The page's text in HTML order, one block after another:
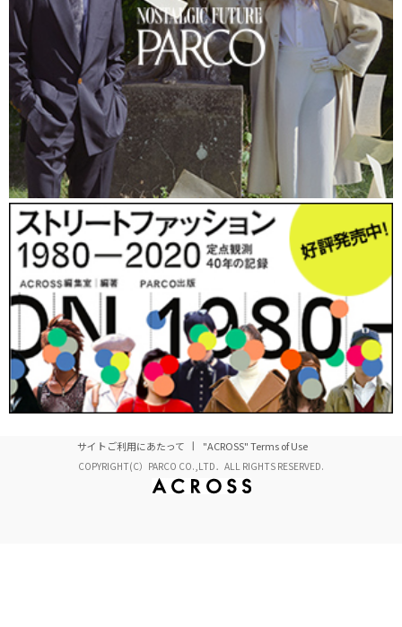
サイトご利用にあたって "ACROSS" Terms of Use
COPYRIGHT(C）PARCO CO.,LTD．ALL RIGHTS RESERVED.